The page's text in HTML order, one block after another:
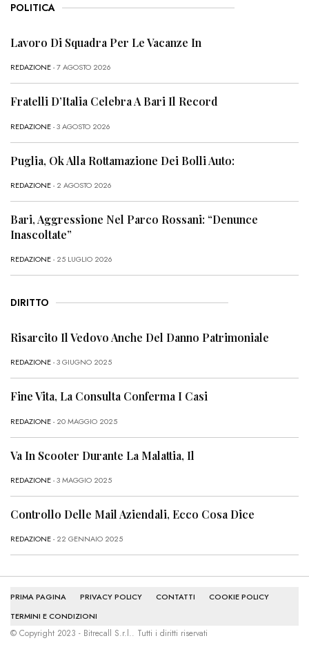
POLITICA
Lavoro Di Squadra Per Le Vacanze In
REDAZIONE- 7 AGOSTO 2026
Fratelli D’Italia Celebra A Bari Il Record
REDAZIONE- 3 AGOSTO 2026
Puglia, Ok Alla Rottamazione Dei Bolli Auto:
REDAZIONE- 2 AGOSTO 2026
Bari, Aggressione Nel Parco Rossani: “Denunce
Inascoltate”
REDAZIONE- 25 LUGLIO 2026
DIRITTO
Risarcito Il Vedovo Anche Del Danno Patrimoniale
REDAZIONE- 3 GIUGNO 2025
Fine Vita, La Consulta Conferma I Casi
REDAZIONE- 20 MAGGIO 2025
Va In Scooter Durante La Malattia, Il
REDAZIONE- 3 MAGGIO 2025
Controllo Delle Mail Aziendali, Ecco Cosa Dice
REDAZIONE- 22 GENNAIO 2025
PRIMA PAGINA PRIVACY POLICY CONTATTI
COOKIE POLICY
TERMINI E CONDIZIONI
© Copyright 2023 - Bitrecall S.r.l.. Tutti i diritti riservati